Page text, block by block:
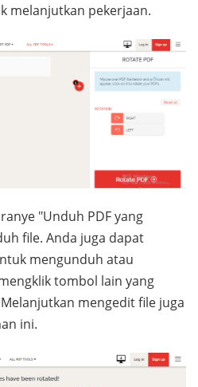
melanjutkan pekerjaan.
"Unduh PDF yang
file. Anda juga dapat
mengunduh atau
tombol lain yang
mengedit file juga
ini.